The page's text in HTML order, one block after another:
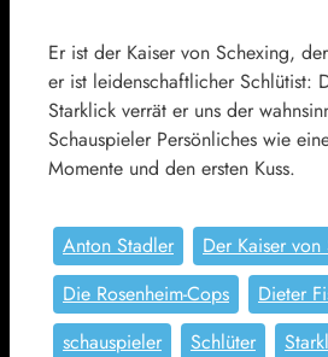
Er ist der Kaiser von Schexing,
er ist leidenschaftlicher Schlütist:
Starklick verrät er uns der
Schauspieler Persönliches wie
Momente und den ersten Kuss.
Anton Stadler
Der Kaiser von
Die Rosenheim-Cops
Dieter
schauspieler
Schlüter